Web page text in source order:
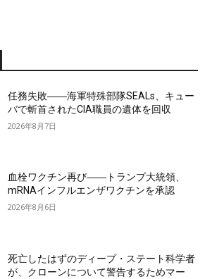
任務失敗――海軍特殊部隊SEALs、キュー
バで斬首されたCIA職員の遺体を回収
2026年8月7日
血栓ワクチン再び――トランプ大統領、
mRNAインフルエンザワクチンを承認
2026年8月6日
死亡したはずのディープ・ステート科学者
が、クローンについて警告するためマー